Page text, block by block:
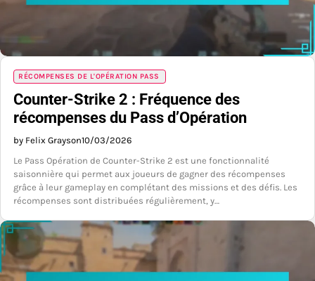
RÉCOMPENSES DE L'OPÉRATION PASS
Counter-Strike 2 : Fréquence des
récompenses du Pass d’Opération
by Felix Grayson10/03/2026
Le Pass Opération de Counter-Strike 2 est une fonctionnalité
saisonnière qui permet aux joueurs de gagner des récompenses
grâce à leur gameplay en complétant des missions et des défis. Les
récompenses sont distribuées régulièrement, y…